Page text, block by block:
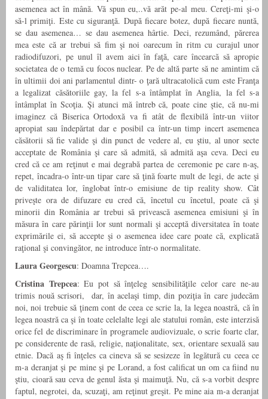
asemenea act în mână. Vă spun eu,..vă arăt pe-al meu. Cereţi-mi şi-o
să-l primiţi. Este cu siguranţă. După fiecare botez, după fiecare nuntă,
se dau asemenea… se dau asemenea hârtie. Deci, rezumând, părerea
mea este că ar trebui să fim şi noi oarecum în ritm cu curajul unor
radiodifuzori, pe unul îl avem aici în faţă, care încearcă să apropie
societatea de o temă cu focos nuclear. Pe de altă parte să ne amintim că
în ultimii doi ani parlamentul dintr- o ţară ultracatolică cum este Franţa
a legalizat căsătoriile gay, la fel s-a întâmplat în Anglia, la fel s-a
întâmplat în Scoţia. Şi atunci mă întreb că, poate cine ştie, că nu-mi
imaginez că Biserica Ortodoxă va fi atât de flexibilă într-un viitor
apropiat sau îndepărtat dar e posibil ca într-un timp incert asemenea
căsătorii să fie valide şi din punct de vedere al, eu ştiu, al unor secte
acceptate de România şi care să admită, să admită aşa ceva. Deci eu
cred că ce am reţinut e mai degrabă partea de ceremonie pe care n-aş,
repet, încadra-o într-un tipar care să ţină foarte mult de legi, de acte şi
de validitatea lor, înglobat într-o emisiune de tip reality show. Cât
priveşte ora de difuzare eu cred că, încetul cu încetul, poate că şi
minorii din România ar trebui să privească asemenea emisiuni şi în
măsura în care părinţii lor sunt normali şi acceptă diversitatea în toate
exprimările ei, să accepte şi o asemenea idee care poate că, explicată
raţional şi convingător, ne introduce într-o normalitate.
Laura Georgescu: Doamna Trepcea….
Cristina Trepcea: Eu pot să înţeleg sensibilităţile celor care ne-au
trimis nouă scrisori, dar, în acelaşi timp, din poziţia în care judecăm
noi, noi trebuie să ţinem cont de ceea ce scrie la, la legea noastră, că în
legea noastră ca şi în toate celelalte legi ale statului român, este interzisă
orice fel de discriminare în programele audiovizuale, o scrie foarte clar,
pe considerente de rasă, religie, naţionalitate, sex, orientare sexuală sau
etnie. Dacă aş fi înţeles ca cineva să se sesizeze în legătură cu ceea ce
m-a deranjat şi pe mine şi pe Lorand, a fost calificat un om ca fiind nu
ştiu, cioară sau ceva de genul ăsta şi maimuţă. Nu, că s-a vorbit despre
faptul, negrotei, da, scuzaţi, am reţinut greşit. Pe mine aia m-a deranjat